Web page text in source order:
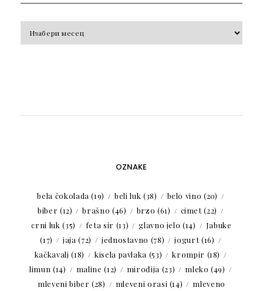
OZNAKE
bela čokolada (19) beli luk (38) belo vino (20)
biber (12) brašno (46) brzo (61) cimet(22)
crni luk (35) feta sir (13) glavno jelo (14)
Jabuke
(17)
jaja (72) jednostavno (78) jogurt(16)
kačkavalj (18) kisela pavlaka (53) krompir (18)
limun (14) maline (12) mirođija (23) mleko (49)
mleveni biber (28) mleveni orasi (14) mleveno